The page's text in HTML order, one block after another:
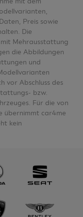
Preis sowie
Die
Mehrausstattung
die Abbildungen
und
vor Abschluss des
bzw.
Für die von
übernimmt car4me
kein